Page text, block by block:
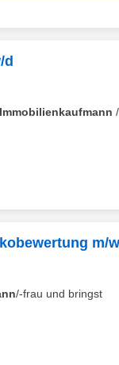
d
Immobilienkaufmann /
m/
/-frau und bringst